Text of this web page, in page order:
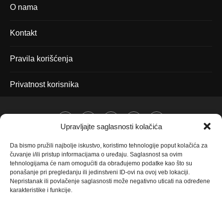
Upravljajte saglasnosti kolačića
Da bismo pružili najbolje iskustvo, koristimo tehnologije poput kolačića za
čuvanje i/ili pristup informacijama o uređaju. Saglasnost sa ovim
tehnologijama će nam omogućiti da obrađujemo podatke kao što su
ponašanje pri pregledanju ili jedinstveni ID-ovi na ovoj veb lokaciji.
Nepristanak ili povlačenje saglasnosti može negativno uticati na određene
karakteristike i funkcije.
O nama
Kontakt
Pravila korišćenja
Privatnost korisnika